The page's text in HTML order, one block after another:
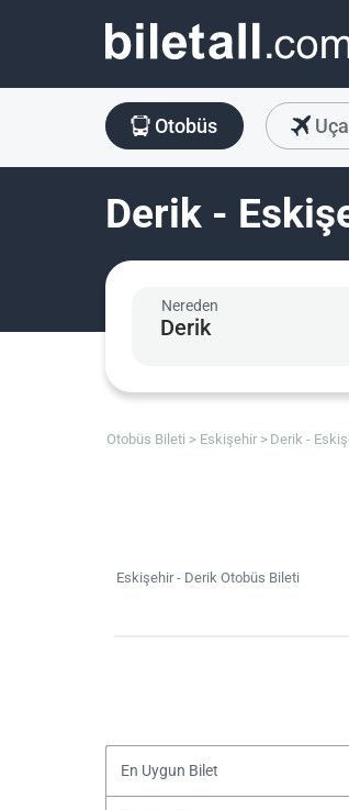
Otobüs
Derik -
Nereden
Otobüs Bileti Eskişehir Derik -
Eskişehir - Derik Otobüs Bileti
En Uygun Bilet